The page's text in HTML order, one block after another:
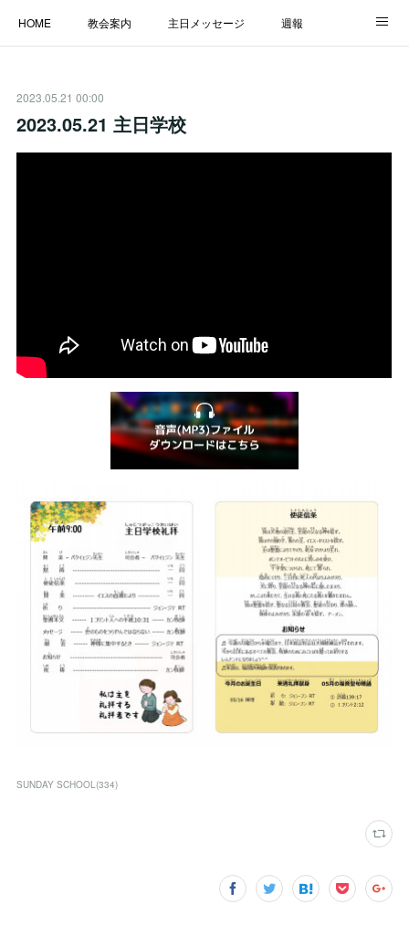
HOME 教会案内 主日メッセージ 週報
2023.05.21 00:00
2023.05.21 主日学校
SUNDAY SCHOOL(334)